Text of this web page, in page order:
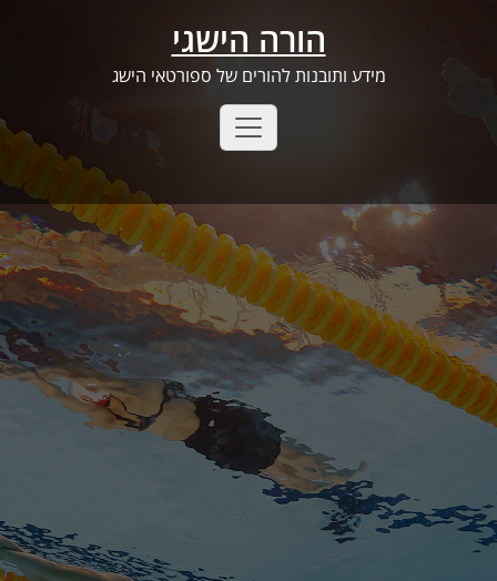
content
הורה הישגי
מידע ותובנות להורים של ספורטאי הישג